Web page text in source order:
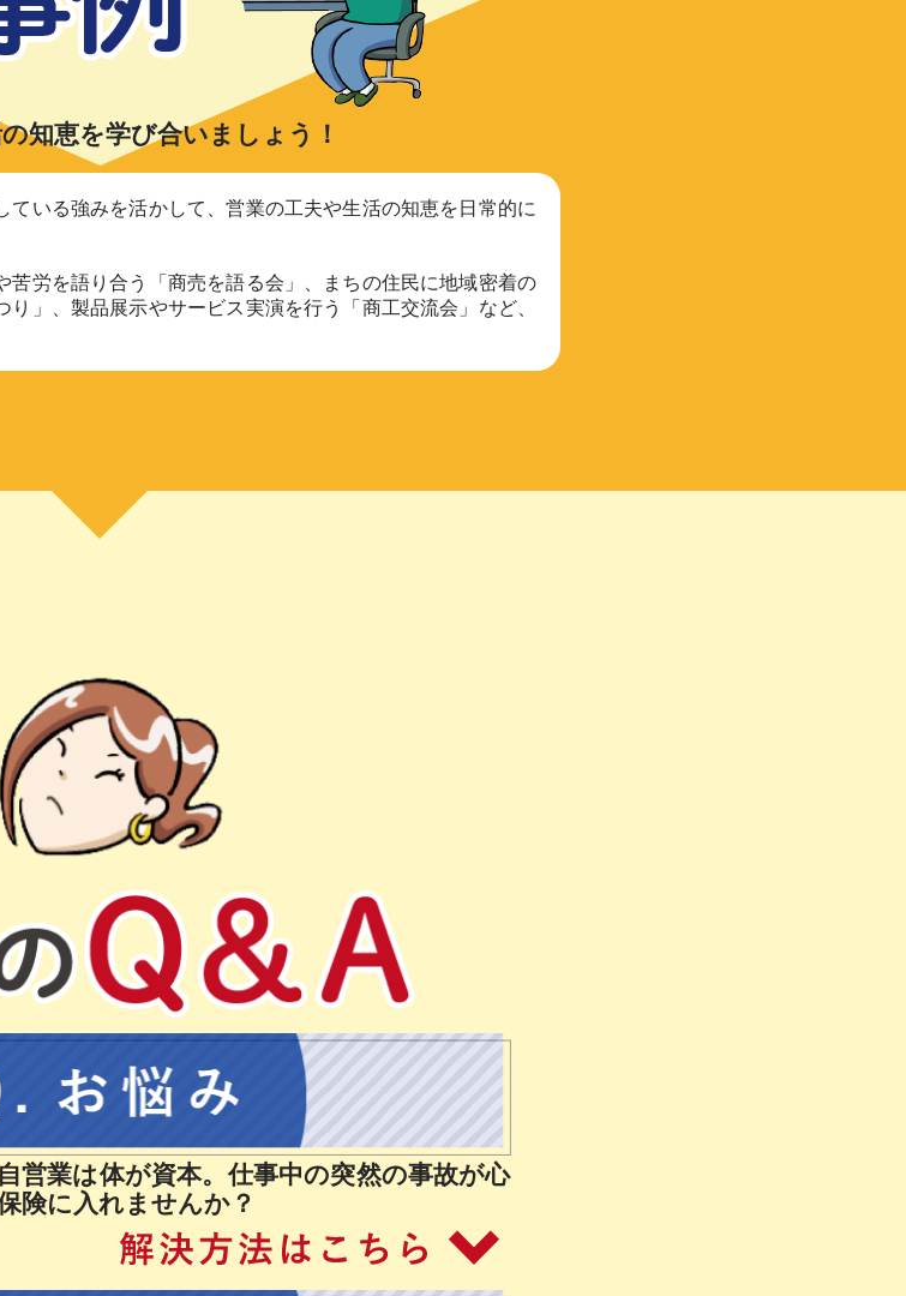
知恵を学び合いましょう！
ている強みを活かして、営業の工夫や生活の知恵を日常的に
苦労を語り合う「商売を語る会」、まちの住民に地域密着の
」、製品展示やサービス実演を行う「商工交流会」など、
営業は体が資本。仕事中の突然の事故が心
険に入れませんか？